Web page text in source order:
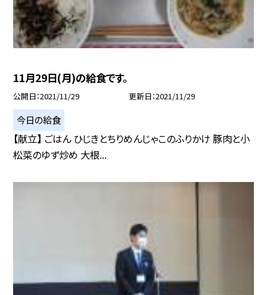
11月29日(月)の給食です。
公開日 2021/11/29 更新日 2021/11/29
今日の給食
【献立】 ごはん ひじきとちりめんじゃこのふりかけ 豚肉と小
松菜のゆず炒め 大根...